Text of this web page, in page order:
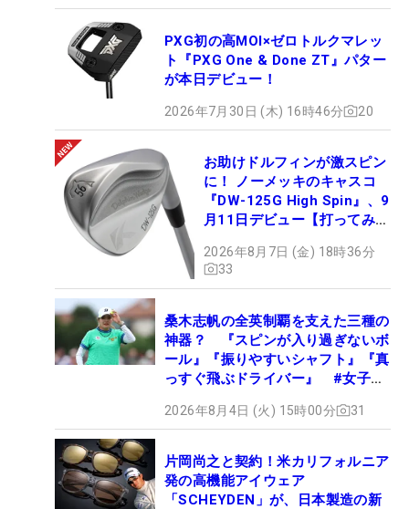
PXG初の高MOI×ゼロトルクマレッ
ト『PXG One & Done ZT』パター
が本日デビュー！
2026年7月30日 (木) 16時46分 20
お助けドルフィンが激スピン
に！ ノーメッキのキャスコ
『DW-125G High Spin』、9
月11日デビュー【打ってみ
2026年8月7日 (金) 18時36分
33
桑木志帆の全英制覇を支えた三種の
神器？ 『スピンが入り過ぎないボ
ール』『振りやすいシャフト』『真
っすぐ飛ぶドライバー』 #女子プ
2026年8月4日 (火) 15時00分 31
片岡尚之と契約！米カリフォルニア
発の高機能アイウェア
「SCHEYDEN」が、日本製造の新